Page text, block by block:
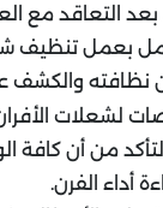
التعاقد مع
بعمل تنظيف
نظافته والكشف
لشعلات
من أن كافة
أداء الفرن.